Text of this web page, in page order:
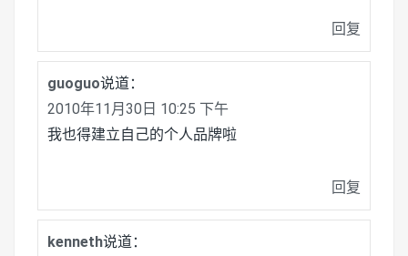
回复
guoguo说道：
2010年11月30日 10:25 下午
我也得建立自己的个人品牌啦
回复
kenneth说道：